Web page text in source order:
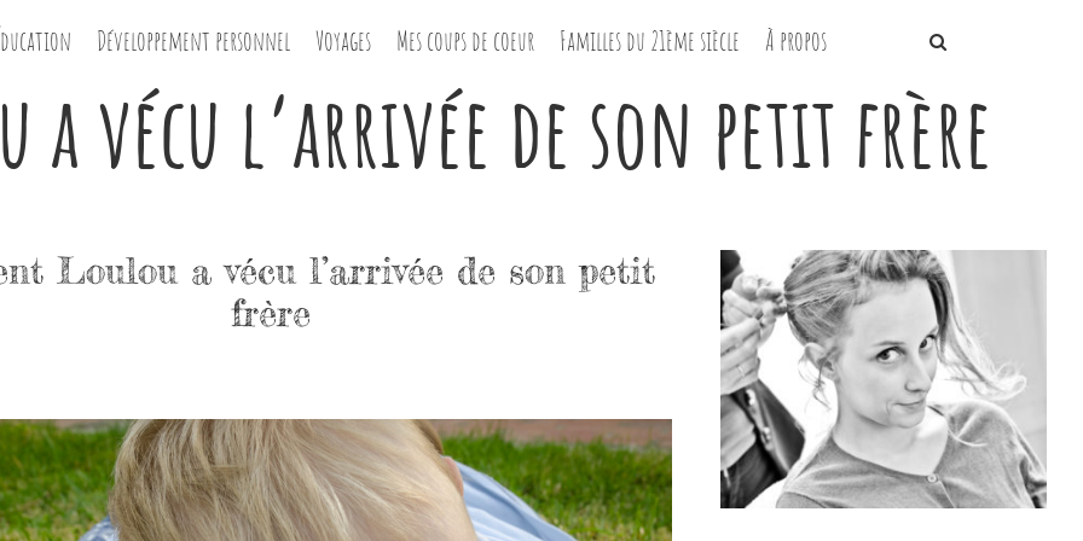
Développement personnel Voyages Mes coups de coeur Familles du 21ème siècle À propos
a vécu l’arrivée de son petit frère
Loulou a vécu l’arrivée de son petit
frère